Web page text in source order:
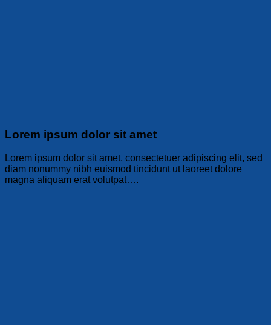
Lorem ipsum dolor sit amet
Lorem ipsum dolor sit amet, consectetuer adipiscing elit, sed
diam nonummy nibh euismod tincidunt ut laoreet dolore
magna aliquam erat volutpat….